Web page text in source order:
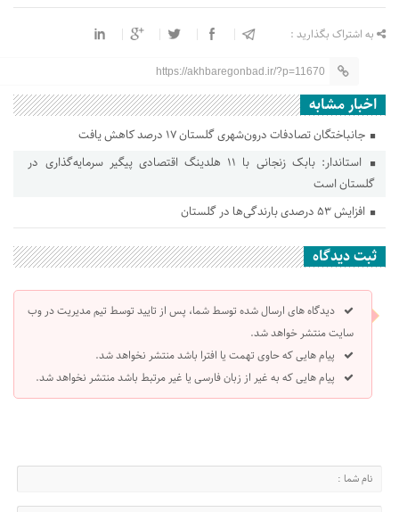
به اشتراک بگذارید :
https://akhbaregonbad.ir/?p=11670
اخبار مشابه
جانباختگان تصادفات درون‌شهری گلستان ۱۷ درصد کاهش یافت
استاندار: بابک زنجانی با ۱۱ هلدینگ اقتصادی پیگیر سرمایه‌گذاری در
گلستان است
افزایش ۵۳ درصدی بارندگی‌ها در گلستان
ثبت دیدگاه
دیدگاه های ارسال شده توسط شما، پس از تایید توسط تیم مدیریت در وب
سایت منتشر خواهد شد.
پیام هایی که حاوی تهمت یا افترا باشد منتشر نخواهد شد.
پیام هایی که به غیر از زبان فارسی یا غیر مرتبط باشد منتشر نخواهد شد.